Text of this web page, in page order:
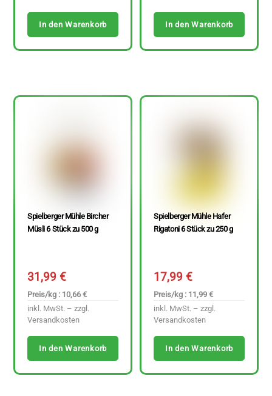
In den Warenkorb In den Warenkorb
Spielberger Mühle Bircher
Müsli 6 Stück zu 500 g
31,99€
Preis/kg : 10,66 €
inkl. MwSt. – zzgl.
Versandkosten
In den Warenkorb
Spielberger Mühle Hafer
Rigatoni 6 Stück zu 250 g
17,99€
Preis/kg : 11,99 €
inkl. MwSt. – zzgl.
Versandkosten
In den Warenkorb